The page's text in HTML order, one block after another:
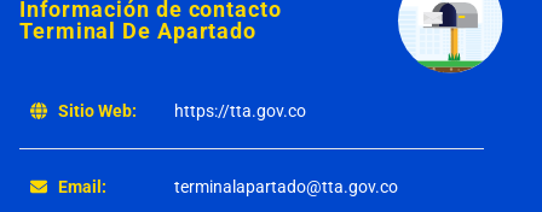
Información de contacto
Terminal De Apartado
Sitio Web: https://tta.gov.co
Email: terminalapartado@tta.gov.co